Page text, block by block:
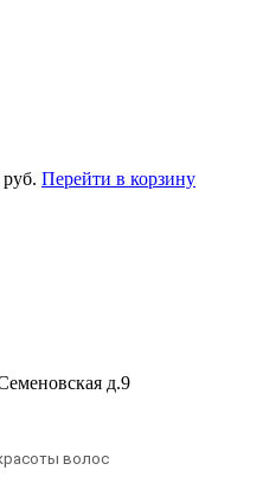
руб. Перейти в корзину
д.9
волос